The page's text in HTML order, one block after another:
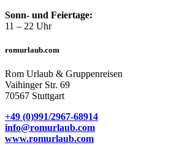
Sonn- und Feiertage:
11 – 22 Uhr
romurlaub.com
Rom Urlaub & Gruppenreisen
Vaihinger Str. 69
70567 Stuttgart
+49 (0)991/2967-68914
info@romurlaub.com
www.romurlaub.com